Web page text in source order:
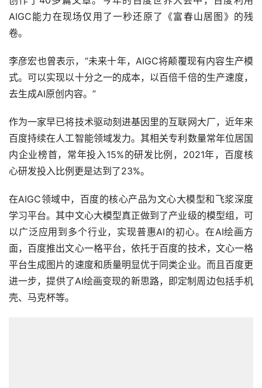
AIGC能力在现场仅用了一秒还原了《富春山居图》的残
卷。
式。可以实现以十分之一的成本，以百倍千倍的生产速度，
去生成AI原创内容。”
百度持续在人工智能领域发力。其相关专利数量常年位居国
内企业榜首，常年投入15%的研发比例，2021年，百度核
心研发投入比例更是达到了23%。
学习平台。其中文心大模型真正做到了产业级的模型组，可
以广泛应用到多个行业，实现普惠AI的初心。在AI绘画方
面，百度推出文心一格平台，依托于百度的技术，文心一格
平台生成图片的速度和质量明显优于同类企业。而且百度更
进一步，提供了AI绘画变现的新思路，即定制周边包括手机
壳、马克杯等。